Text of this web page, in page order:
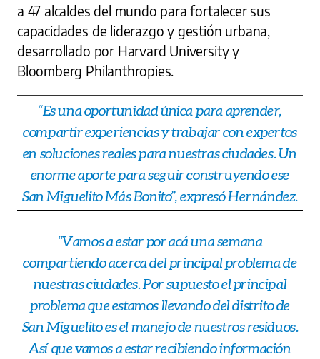
a 47 alcaldes del mundo para fortalecer sus
capacidades de liderazgo y gestión urbana,
desarrollado por Harvard University y
Bloomberg Philanthropies.
“Es una oportunidad única para aprender,
compartir experiencias y trabajar con expertos
en soluciones reales para nuestras ciudades. Un
enorme aporte para seguir construyendo ese
San Miguelito Más Bonito”, expresó Hernández.
“Vamos a estar por acá una semana
compartiendo acerca del principal problema de
nuestras ciudades. Por supuesto el principal
problema que estamos llevando del distrito de
San Miguelito es el manejo de nuestros residuos.
Así que vamos a estar recibiendo información